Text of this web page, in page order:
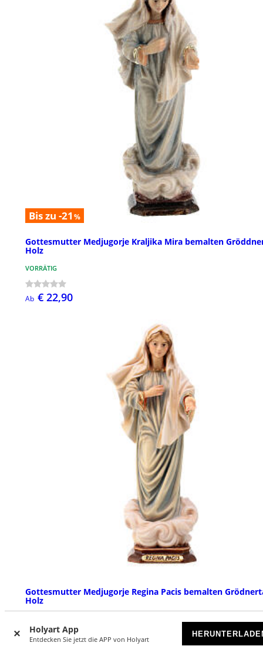
Holyart App
Entdecken Sie jetzt die APP von Holyart
Bis zu -21 %
Gottesmutter Medjugorje Kraljika Mira bemalten
Holz
VORRÄTIG
Ab € 22,90
Gottesmutter Medjugorje Regina Pacis bemalten
Holz